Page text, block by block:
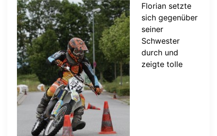
Florian setzte
sich gegenüber
seiner
Schwester
durch und
zeigte tolle